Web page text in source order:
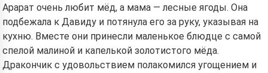
Арарат очень любит мёд, а мама — лесные ягоды. Она
подбежала к Давиду и потянула его за руку, указывая на
кухню. Вместе они принесли маленькое блюдце с самой
спелой малиной и капелькой золотистого мёда.
Дракончик с удовольствием полакомился угощением и